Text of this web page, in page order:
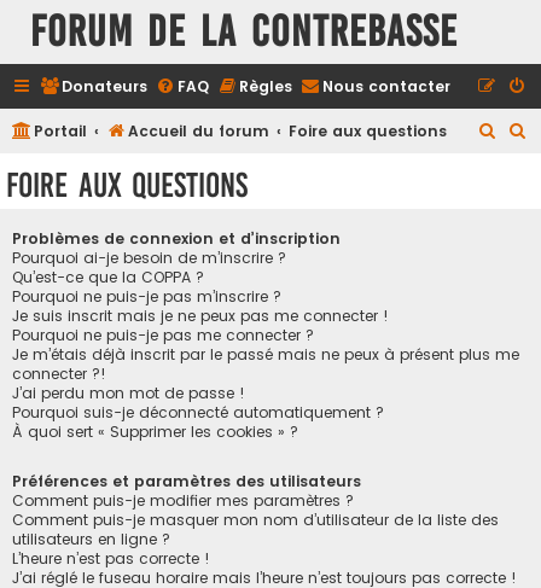
FORUM DE LA CONTREBASSE
Donateurs FAQ Règles Nous contacter
Portail Accueil du forum Foire aux questions
h
Foire aux questions
Problèmes de connexion et d’inscription
Pourquoi ai-je besoin de m’inscrire ?
Qu’est-ce que la COPPA ?
Pourquoi ne puis-je pas m’inscrire ?
Je suis inscrit mais je ne peux pas me connecter !
Pourquoi ne puis-je pas me connecter ?
Je m’étais déjà inscrit par le passé mais ne peux à présent plus me
connecter ?!
J’ai perdu mon mot de passe !
Pourquoi suis-je déconnecté automatiquement ?
À quoi sert « Supprimer les cookies » ?
Préférences et paramètres des utilisateurs
Comment puis-je modifier mes paramètres ?
Comment puis-je masquer mon nom d’utilisateur de la liste des
utilisateurs en ligne ?
L’heure n’est pas correcte !
J’ai réglé le fuseau horaire mais l’heure n’est toujours pas correcte !